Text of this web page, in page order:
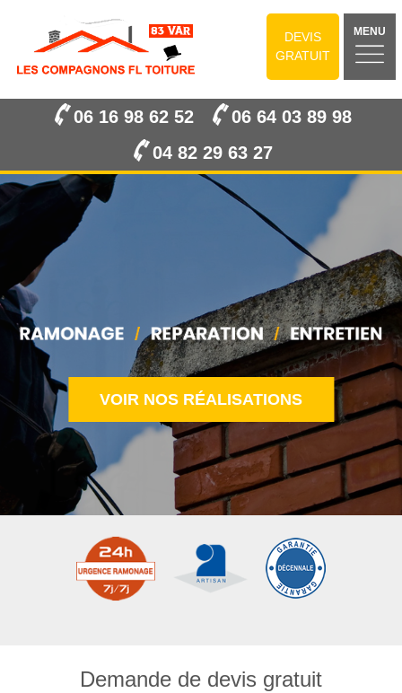
DEVIS
GRATUIT
MENU
06 16 98 62 52
06 64 03 89 98
04 82 29 63 27
VOIR NOS RÉALISATIONS
Demande de devis gratuit